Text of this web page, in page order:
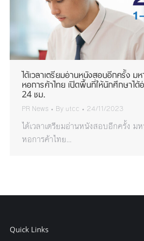
ได้เวลาเตรียมอ่านหนังสอบอีกครั้ง ม
หอการค้าไทย เปิดพื้นที่ให้นักศึกษาไ
24 ชม.
PR News By utcc 24/11/2023
ได้เวลาเตรียมอ่านหนังสอบอีกครั้ง ม
หอการค้าไทย…
Quick Links